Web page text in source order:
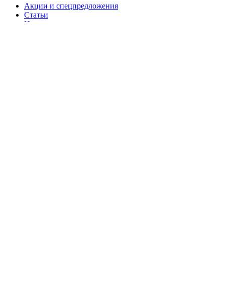
Акции и спецпредложения
Статьи
Новости